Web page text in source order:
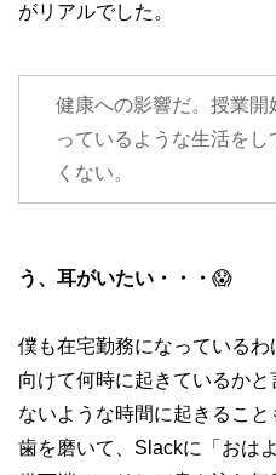
がリアルでした。
健康への影響だ。授業開
っているような生活を
くない。
う、耳がいたい・・・ 😱
僕も在宅勤務になっている
向けて何時に起きているか
ないような時間に起きるこ
歯を磨いて、Slackに「おは